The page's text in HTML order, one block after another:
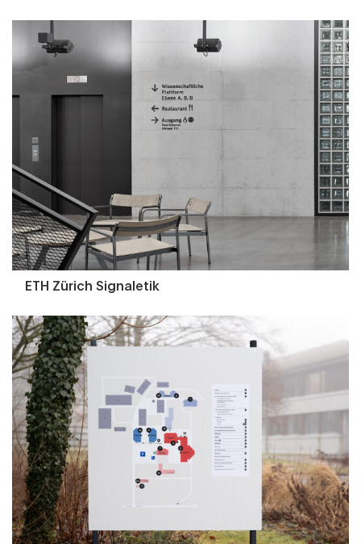
ETH Zürich Signaletik